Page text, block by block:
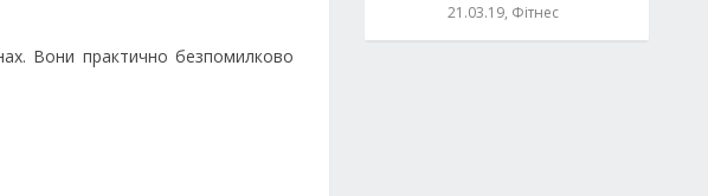
Вони практично безпомилково
21.03.19, Фітнес